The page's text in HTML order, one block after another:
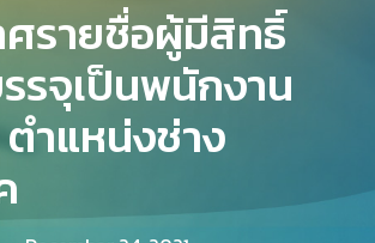
ศรายชื่อผู้มีสิทธิ์
รจุเป็นพนักงาน
ำแหน่งช่าง